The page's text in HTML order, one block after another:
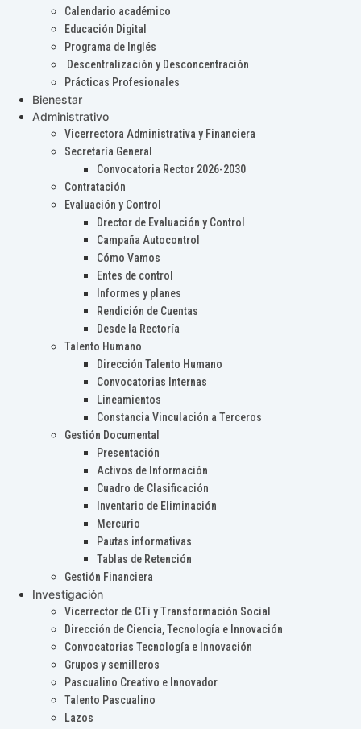
Calendario académico
Educación Digital
Programa de Inglés
Descentralización y Desconcentración
Prácticas Profesionales
Bienestar
Administrativo
Vicerrectora Administrativa y Financiera
Secretaría General
Convocatoria Rector 2026-2030
Contratación
Evaluación y Control
Drector de Evaluación y Control
Campaña Autocontrol
Cómo Vamos
Entes de control
Informes y planes
Rendición de Cuentas
Desde la Rectoría
Talento Humano
Dirección Talento Humano
Convocatorias Internas
Lineamientos
Constancia Vinculación a Terceros
Gestión Documental
Presentación
Activos de Información
Cuadro de Clasificación
Inventario de Eliminación
Mercurio
Pautas informativas
Tablas de Retención
Gestión Financiera
Investigación
Vicerrector de CTi y Transformación Social
Dirección de Ciencia, Tecnología e Innovación
Convocatorias Tecnología e Innovación
Grupos y semilleros
Pascualino Creativo e Innovador
Talento Pascualino
Lazos